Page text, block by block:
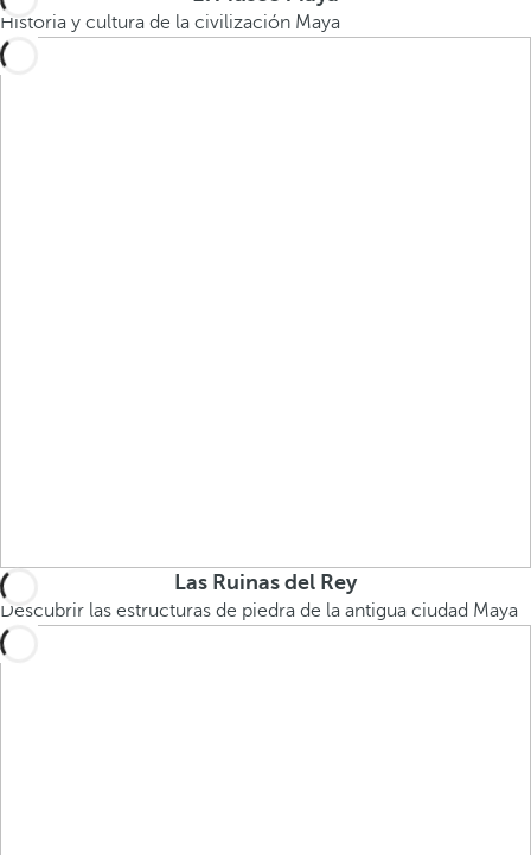
Historia y cultura de la civilización Maya
Las Ruinas del Rey
Descubrir las estructuras de piedra de la antigua ciudad Maya